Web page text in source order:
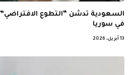
السعودية تدشن “التطوع
في سوريا
13 أبريل، 2026